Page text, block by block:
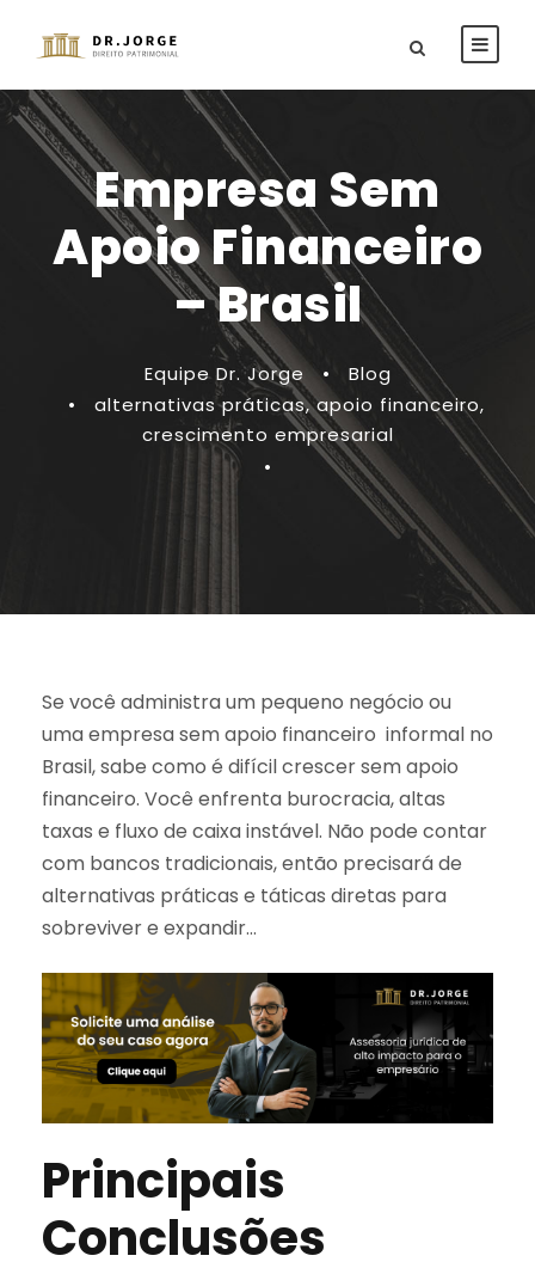
Empresa Sem
Apoio Financeiro
– Brasil
Equipe Dr. Jorge •
Blog
•
alternativas práticas, apoio financeiro,
crescimento empresarial
•
Se você administra um pequeno negócio ou
uma empresa sem apoio financeiro informal no
Brasil, sabe como é difícil crescer sem apoio
financeiro. Você enfrenta burocracia, altas
taxas e fluxo de caixa instável. Não pode contar
com bancos tradicionais, então precisará de
alternativas práticas e táticas diretas para
sobreviver e expandir…
Principais
Conclusões